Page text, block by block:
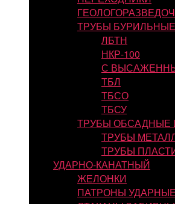
ТРУБЫ БУРИЛЬНЫЕ
ЛБТН
НКР-100
С
ТБЛ
ТБСО
ТБСУ
ТРУБЫ ОБСАДНЫЕ
ТРУБЫ
ТРУБЫ
УДАРНО-КАНАТНЫЙ
ЖЕЛОНКИ
ПАТРОНЫ УДАРНЫЕ